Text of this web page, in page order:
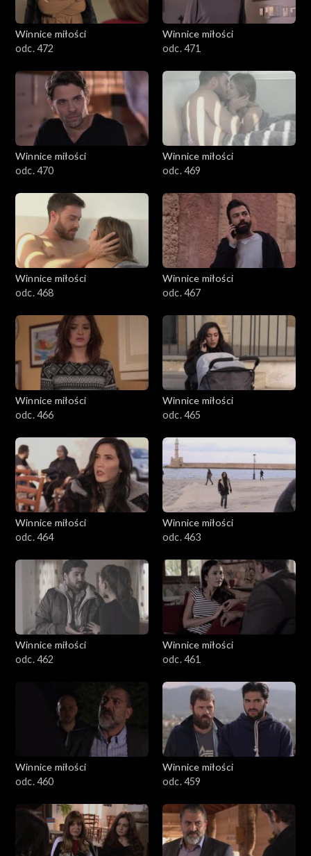
Winnice miłości
odc. 472
Winnice miłości
odc. 471
Winnice miłości
odc. 470
Winnice miłości
odc. 469
Winnice miłości
odc. 468
Winnice miłości
odc. 467
Winnice miłości
odc. 466
Winnice miłości
odc. 465
Winnice miłości
odc. 464
Winnice miłości
odc. 463
Winnice miłości
odc. 462
Winnice miłości
odc. 461
Winnice miłości
odc. 460
Winnice miłości
odc. 459